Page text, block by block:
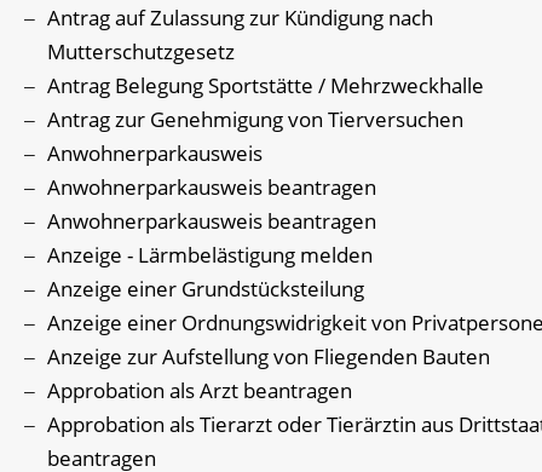
Antrag auf Zulassung zur Kündigung nach
Mutterschutzgesetz
Antrag Belegung Sportstätte / Mehrzweckhalle
Antrag zur Genehmigung von Tierversuchen
Anwohnerparkausweis
Anwohnerparkausweis beantragen
Anwohnerparkausweis beantragen
Anzeige - Lärmbelästigung melden
Anzeige einer Grundstücksteilung
Anzeige einer Ordnungswidrigkeit von
Anzeige zur Aufstellung von Fliegenden Bauten
Approbation als Arzt beantragen
Approbation als Tierarzt oder Tierärztin aus
beantragen